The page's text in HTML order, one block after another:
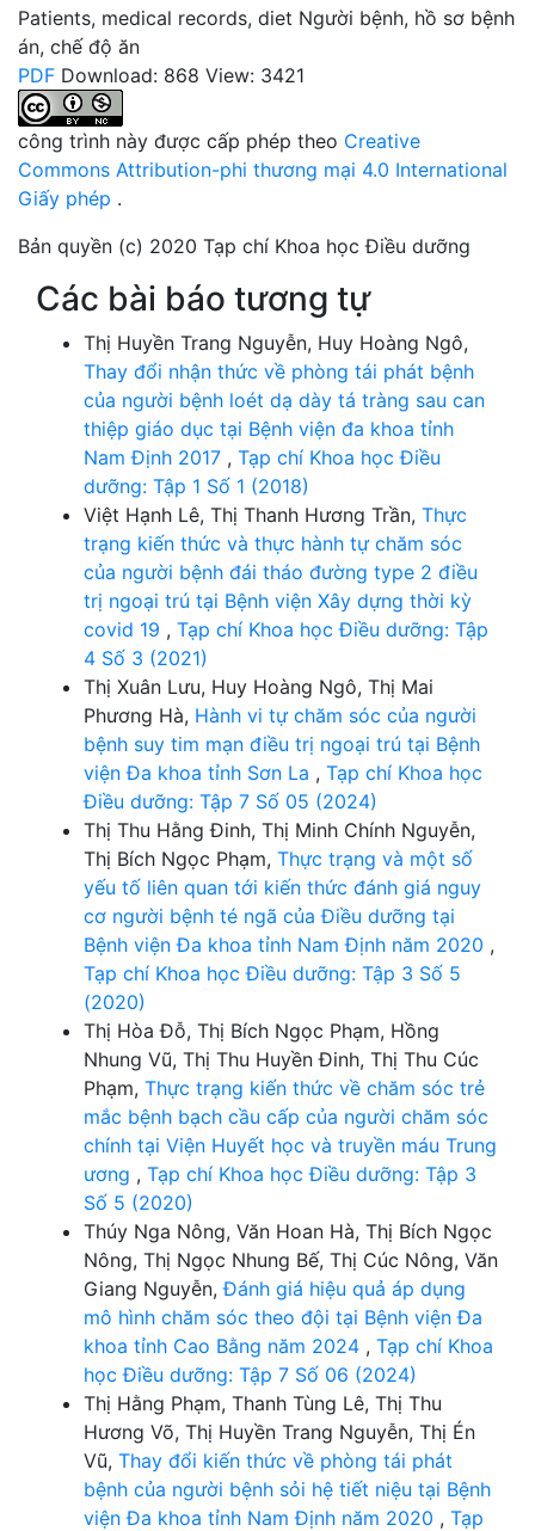
Patients, medical records, diet Người bệnh, hồ sơ bệnh
án, chế độ ăn
PDF Download: 868 View: 3421
công trình này được cấp phép theo Creative
Commons Attribution-phi thương mại 4.0 International
Giấy phép .
Bản quyền (c) 2020 Tạp chí Khoa học Điều dưỡng
Các bài báo tương tự
Thị Huyền Trang Nguyễn, Huy Hoàng Ngô,
Thay đổi nhận thức về phòng tái phát bệnh
của người bệnh loét dạ dày tá tràng sau can
thiệp giáo dục tại Bệnh viện đa khoa tỉnh
Nam Định 2017 , Tạp chí Khoa học Điều
dưỡng: Tập 1 Số 1 (2018)
Việt Hạnh Lê, Thị Thanh Hương Trần, Thực
trạng kiến thức và thực hành tự chăm sóc
của người bệnh đái tháo đường type 2 điều
trị ngoại trú tại Bệnh viện Xây dựng thời kỳ
covid 19 , Tạp chí Khoa học Điều dưỡng: Tập
4 Số 3 (2021)
Thị Xuân Lưu, Huy Hoàng Ngô, Thị Mai
Phương Hà, Hành vi tự chăm sóc của người
bệnh suy tim mạn điều trị ngoại trú tại Bệnh
viện Đa khoa tỉnh Sơn La , Tạp chí Khoa học
Điều dưỡng: Tập 7 Số 05 (2024)
Thị Thu Hằng Đinh, Thị Minh Chính Nguyễn,
Thị Bích Ngọc Phạm, Thực trạng và một số
yếu tố liên quan tới kiến thức đánh giá nguy
cơ người bệnh té ngã của Điều dưỡng tại
Bệnh viện Đa khoa tỉnh Nam Định năm 2020 ,
Tạp chí Khoa học Điều dưỡng: Tập 3 Số 5
(2020)
Thị Hòa Đỗ, Thị Bích Ngọc Phạm, Hồng
Nhung Vũ, Thị Thu Huyền Đinh, Thị Thu Cúc
Phạm, Thực trạng kiến thức về chăm sóc trẻ
mắc bệnh bạch cầu cấp của người chăm sóc
chính tại Viện Huyết học và truyền máu Trung
ương , Tạp chí Khoa học Điều dưỡng: Tập 3
Số 5 (2020)
Thúy Nga Nông, Văn Hoan Hà, Thị Bích Ngọc
Nông, Thị Ngọc Nhung Bế, Thị Cúc Nông, Văn
Giang Nguyễn,Đánh giá hiệu quả áp dụng
mô hình chăm sóc theo đội tại Bệnh viện Đa
khoa tỉnh Cao Bằng năm 2024 , Tạp chí Khoa
học Điều dưỡng: Tập 7 Số 06 (2024)
Thị Hằng Phạm, Thanh Tùng Lê, Thị Thu
Hương Võ, Thị Huyền Trang Nguyễn, Thị Én
Vũ, Thay đổi kiến thức về phòng tái phát
bệnh của người bệnh sỏi hệ tiết niệu tại Bệnh
viện Đa khoa tỉnh Nam Định năm 2020 , Tạp